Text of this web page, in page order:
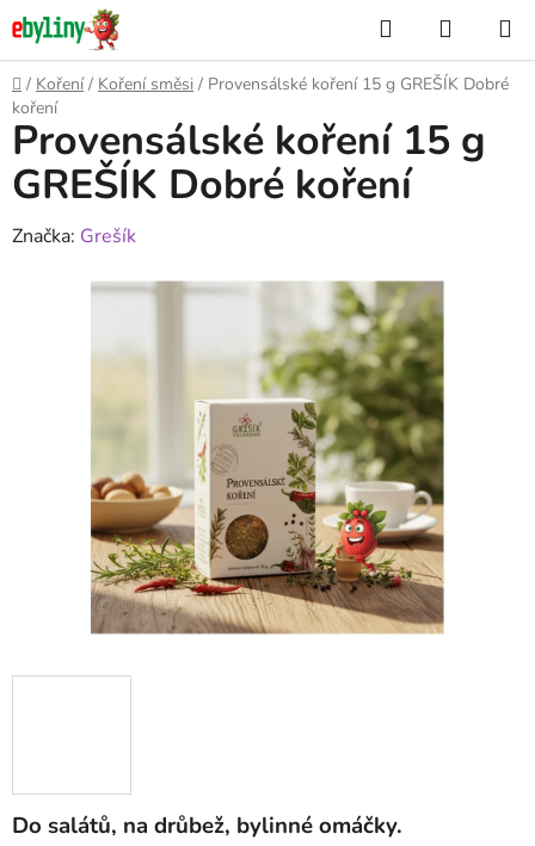
Přejít
na
obsah
Hledat
KOŠÍK
Domů
/ Koření / Koření směsi / Provensálské koření 15 g GREŠÍK Dobré
koření
Do salátů, na drůbež, bylinné omáčky.
Provensálské koření 15 g
GREŠÍK Dobré koření
Značka: Grešík